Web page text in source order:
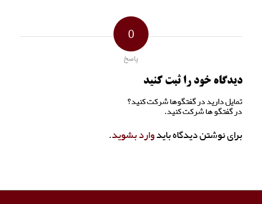
0
پاسخ
دیدگاه خود را ثبت کنید
تمایل دارید در گفتگوها شرکت کنید؟
در گفتگو ها شرکت کنید.
برای نوشتن دیدگاه بایدوارد بشوید.